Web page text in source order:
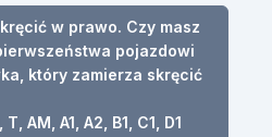
w prawo. Czy masz
pojazdowi
który zamierza skręcić
AM, A1, A2, B1, C1, D1